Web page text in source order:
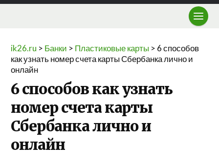
ik26.ru > Банки > Пластиковые карты > 6 способов
как узнать номер счета карты Сбербанка лично и
онлайн
6 способов как узнать
номер счета карты
Сбербанка лично и
онлайн